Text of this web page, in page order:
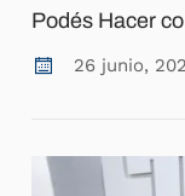
Podés Hacer
26 junio,